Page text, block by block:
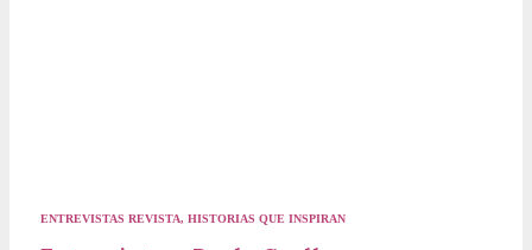
ENTREVISTAS REVISTA, HISTORIAS QUE INSPIRAN